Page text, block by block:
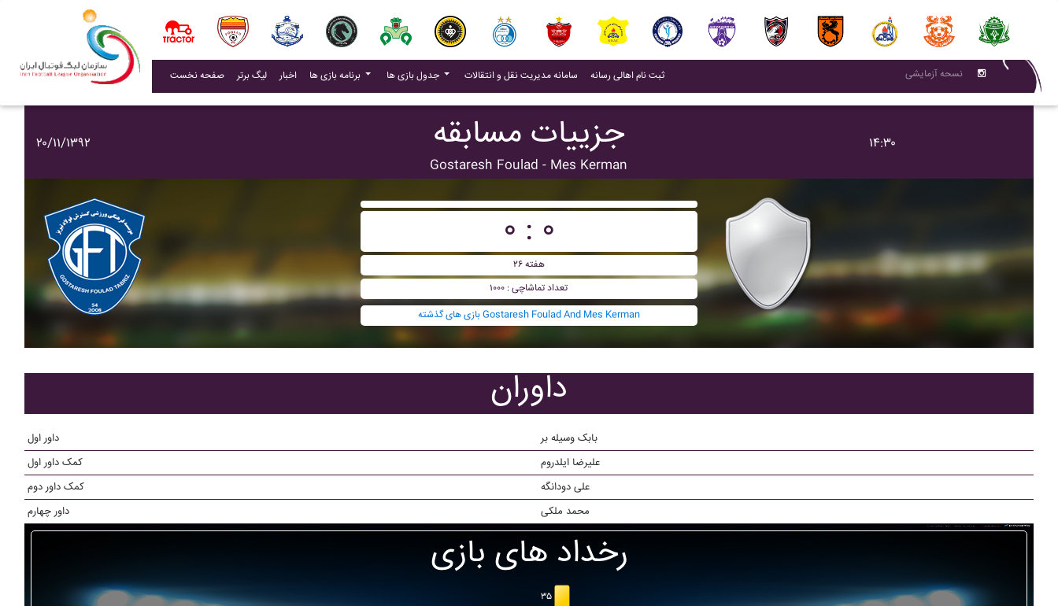
صفحه نخست لیگ برتر اخبار(current) برنامه بازی ها جدول بازی ها سامانه مدیریت نقل و انتقالات (current)
ثبت نام اهالی رسانه(current) نسحه آزمایشی
۲۰/۱۱/۱۳۹۲ جزییات مسابقه
Gostaresh Foulad - Mes Kerman
۱۴:۳۰
۰ : ۰
هفته ۲۶
تعداد تماشاچی : ۱۰۰۰
بازی های گذشته Gostaresh Foulad And Mes Kerman
داوران
داور اول
بابک وسيله بر
کمک داور اول
علیرضا ایلدروم
کمک داور دوم
علی دودانگه
داور چهارم
محمد ملکی
رخداد های بازی
۳۵